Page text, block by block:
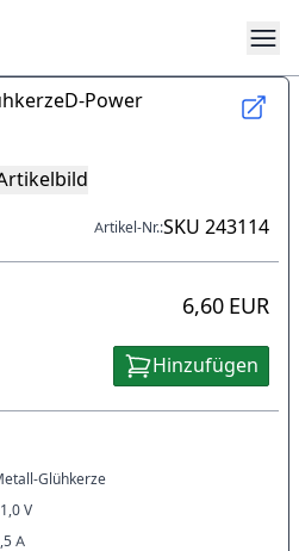
D-Power
Artikel-Nr.:SKU 243114
6,60 EUR
Hinzufügen
Glühkerze
V
A